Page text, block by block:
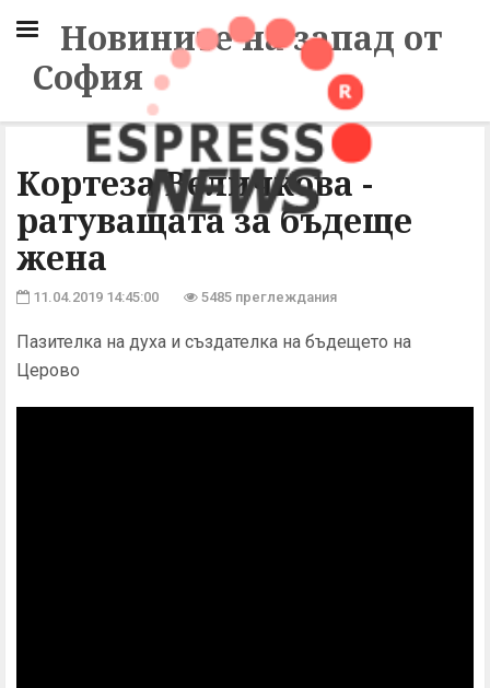
Новините на запад от
София
Кортеза Величкова -
ратуващата за бъдеще
жена
11.04.2019 14:45:00 5485 преглеждания
Пазителка на духа и създателка на бъдещето на
Церово